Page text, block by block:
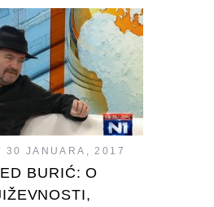
30 JANUARA, 2017
BURIĆ: O